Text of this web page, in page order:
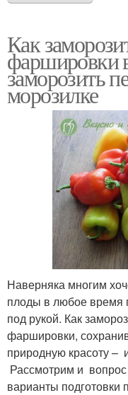
Как
фаршировки
заморозить
морозилке
Наверняка многим
плоды в любое время
под рукой. Как
фаршировки,
природную красоту –
Рассмотрим и
варианты подготовки